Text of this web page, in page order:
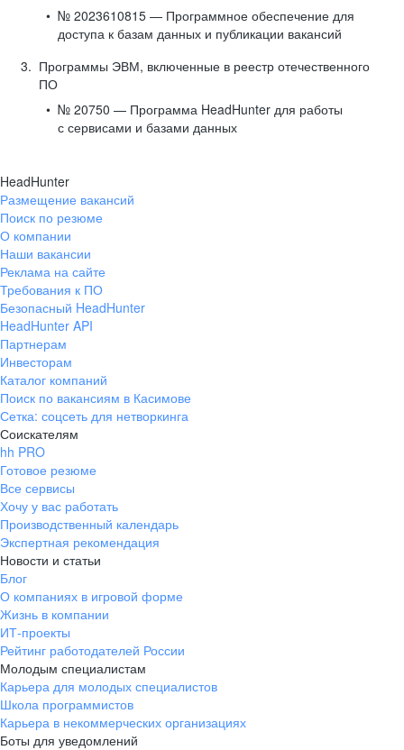
№ 2023610815 — Программное обеспечение для
доступа к базам данных и публикации вакансий
Программы ЭВМ, включенные в реестр отечественного
ПО
№ 20750 — Программа HeadHunter для работы
с сервисами и базами данных
HeadHunter
Размещение вакансий
Поиск по резюме
О компании
Наши вакансии
Реклама на сайте
Требования к ПО
Безопасный HeadHunter
HeadHunter API
Партнерам
Инвесторам
Каталог компаний
Поиск по вакансиям в Касимове
Сетка: соцсеть для нетворкинга
Соискателям
hh PRO
Готовое резюме
Все сервисы
Хочу у вас работать
Производственный календарь
Экспертная рекомендация
Новости и статьи
Блог
О компаниях в игровой форме
Жизнь в компании
ИТ-проекты
Рейтинг работодателей России
Молодым специалистам
Карьера для молодых специалистов
Школа программистов
Карьера в некоммерческих организациях
Боты для уведомлений